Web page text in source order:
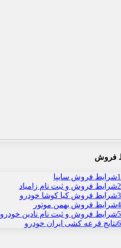
فروش
1شرایط فروش سایپا
2شرایط فروش و ثبت نام زامیاد
3شرایط فروش کیا کوشا خودرو
4شرایط فروش بهمن موتور
5شرایط فروش و ثبت نام نادین خودرو
6نتایج قرعه کشی ایران خودرو